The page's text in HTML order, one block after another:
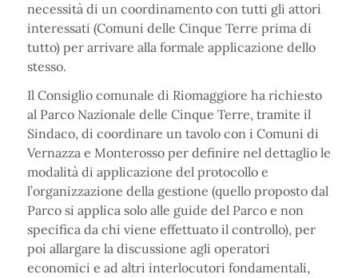
necessità di un coordinamento con tutti gli attori
interessati (Comuni delle Cinque Terre prima di
tutto) per arrivare alla formale applicazione dello
stesso.
Il Consiglio comunale di Riomaggiore ha richiesto
al Parco Nazionale delle Cinque Terre, tramite il
Sindaco, di coordinare un tavolo con i Comuni di
Vernazza e Monterosso per definire nel dettaglio le
modalità di applicazione del protocollo e
l’organizzazione della gestione (quello proposto dal
Parco si applica solo alle guide del Parco e non
specifica da chi viene effettuato il controllo), per
poi allargare la discussione agli operatori
economici e ad altri interlocutori fondamentali,